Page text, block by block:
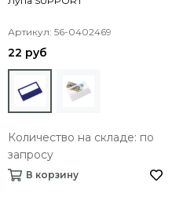
Артикул: 56-0402469
22 руб
Количество на складе: по
запросу
В корзину